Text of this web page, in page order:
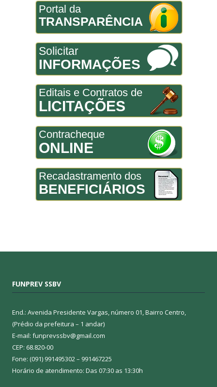
Portal da
TRANSPARÊNCIA
Solicitar
INFORMAÇÕES
Editais e Contratos de
LICITAÇÕES
Contracheque
ONLINE
Recadastramento dos
BENEFICIÁRIOS
FUNPREV SSBV
End.: Avenida Presidente Vargas, número 01, Bairro Centro,
(Prédio da prefeitura – 1 andar)
E-mail: funprevssbv@gmail.com
CEP: 68.820-00
Fone: (091) 991495302 – 991467225
Horário de atendimento: Das 07:30 as 13:30h